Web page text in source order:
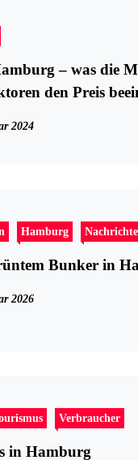
– was die
den Preis
2024
Hamburg
Bunker in
2026
Verbraucher
in Hamburg